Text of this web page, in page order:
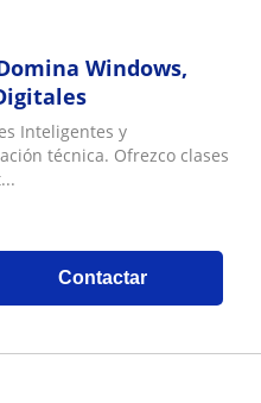
Windows,
Inteligentes y
técnica. Ofrezco clases
Contactar